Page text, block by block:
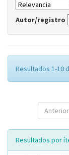
Autor/registro
Resultados 1-10
Anterior
Resultados por